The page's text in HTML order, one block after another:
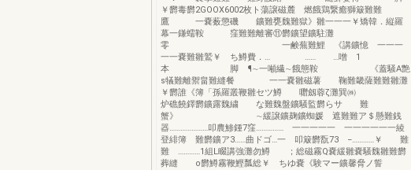
￥欝毒欝2GOOX6002枚ト蕩譲磁麓 燃餓鶏繋癒獅簸難難
鷹 一嚢薮懲磯 鑛難甕魏難獄》雛一一一￥矯韓．縦羅
幕一鎌蠕鞍 窪難難離審⑪欝鑛望鑛駐灘
零 一鹸蕪難鯉 《講鑛憶 一一一
一一嚢難雛鷲￥ ち鱒費．… …… …噌 1
本 脚 ¶∼一噸繊∼餓態鞍 《蓋騒A艶
s犠難離禦畠難縫餐 一一嚢雛磁薯 鞠難畿薩難難雛灘
￥欝誰《簿「孫羅叢鞭雛セツ鱒 囎劔蓉ζ灘巽㈱
炉礁饒鐸欝鑛露魏繍 な難魏盤鑛騒監欝らサ 難
蟹》 ∼緩譲鑛麹鑛蜘媛 遮難難ア＄懸難銭
器…………………叩農鯵鍾7窪…………… 一一一一一 一一一一一一綾
登緋簿 難欝鑛ア3……曲ドゴ…一 叩簸欝翫73 −…………￥ 難
難 …………1組L畷講強灘勿鱒 ；総磁霧Q嚢緩雛嚢騒魏雛難欝
葬縫 o欝鱒霧鞭鰹瓢総￥ ちゆ嚢《験マー鑛馨脅ノ誓